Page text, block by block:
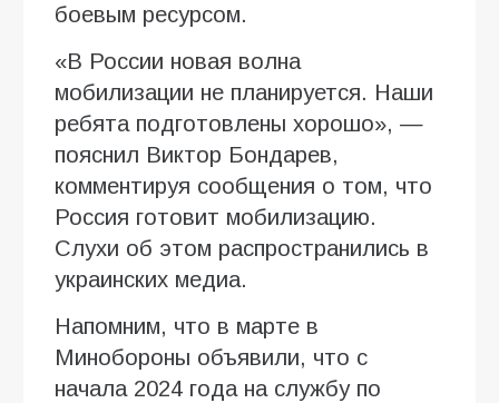
боевым ресурсом.
«В России новая волна
мобилизации не планируется. Наши
ребята подготовлены хорошо», —
пояснил Виктор Бондарев,
комментируя сообщения о том, что
Россия готовит мобилизацию.
Слухи об этом распространились в
украинских медиа.
Напомним, что в марте в
Минобороны объявили, что с
начала 2024 года на службу по